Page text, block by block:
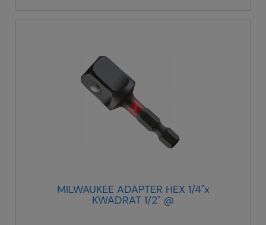
MILWAUKEE ADAPTER HEX 1/4"x
KWADRAT 1/2" @